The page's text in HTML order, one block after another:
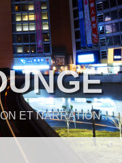
ET NARRATION…